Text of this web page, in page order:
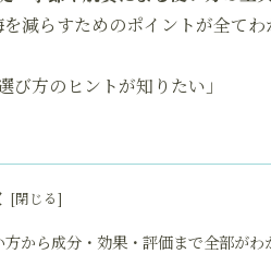
減らすためのポイントが全てわ
び方のヒントが知りたい」
から成分・効果・評価まで全部がわ